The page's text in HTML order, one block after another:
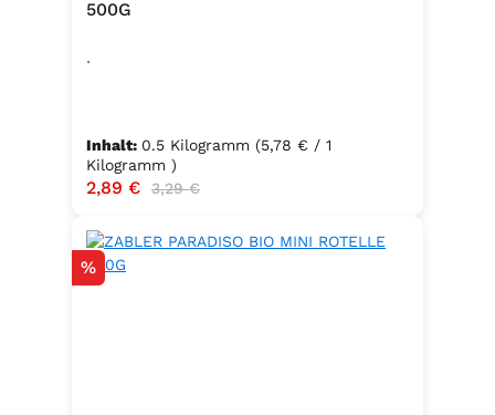
500G
.
Inhalt: 0.5 Kilogramm (5,78 € / 1
Kilogramm )
Verkaufspreis:
2,89 € Regulärer Preis:
3,29 €
Rabatt
%